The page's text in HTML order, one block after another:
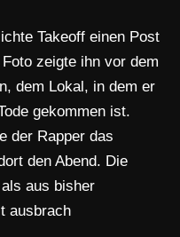
Takeoff einen Post
zeigte ihn vor dem
dem Lokal, in dem er
gekommen ist.
der Rapper das
den Abend. Die
aus bisher
ausbrach